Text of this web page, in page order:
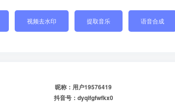
视频去水印 提取音乐 语音合成
昵称：用户19576419
抖音号：dyqifgfwfkx0